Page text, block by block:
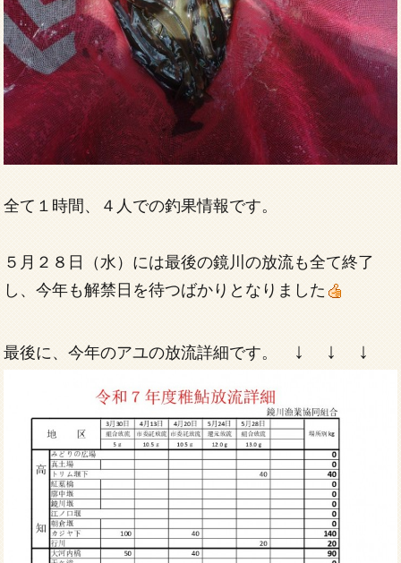
全て１時間、４人での釣果情報です。
５月２８日（水）には最後の鏡川の放流も全て終了
し、今年も解禁日を待つばかりとなりました
最後に、今年のアユの放流詳細です。 ↓ ↓ ↓